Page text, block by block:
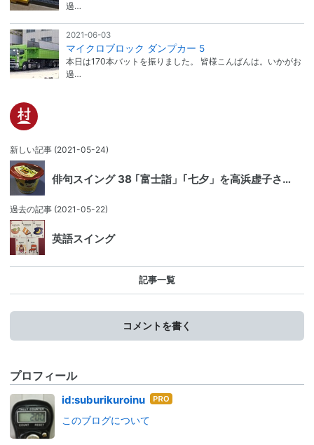
過…
2021-06-03
マイクロブロック ダンプカー 5
本日は170本バットを振りました。 皆様こんばんは。いかがお
過…
新しい記事 (2021-05-24)
俳句スイング 38 ｢富士詣」｢七夕」を高浜虚子さ…
過去の記事 (2021-05-22)
英語スイング
記事一覧
コメントを書く
プロフィール
id:suburikuroinu はて
このブログについて